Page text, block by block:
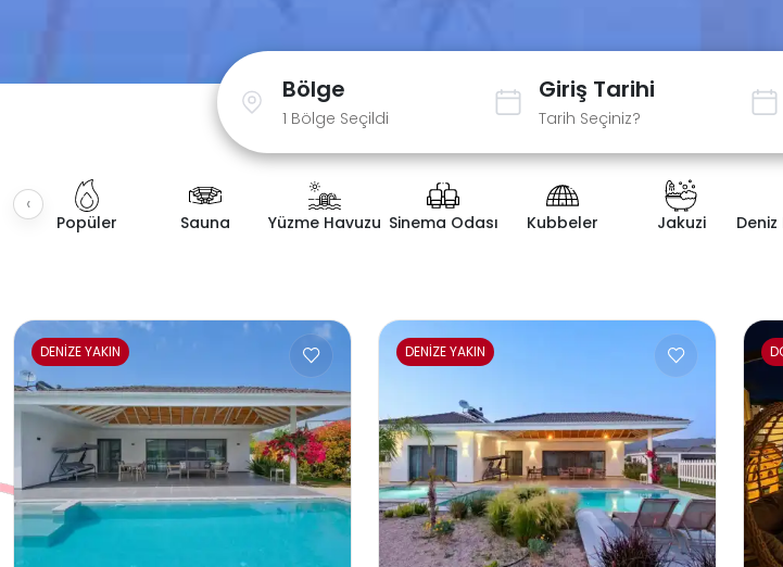
Bölge
1 Bölge Seçildi
Giriş Tarihi
Tarih Seçiniz?
Popüler Sauna Yüzme Havuzu Sinema Odası Kubbeler Jakuzi
‹
DENİZE YAKIN DENİZE YAKIN